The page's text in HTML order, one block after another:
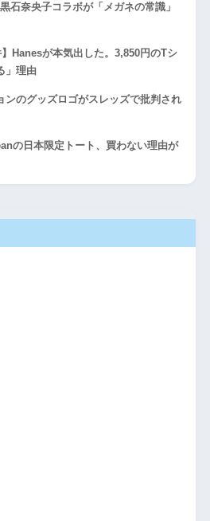
石奈央子コラボが「メガネの常識」
】Hanesが本気出した。3,850円のTシ
」理由
ンのグッズロゴがスレッズで批判され
の日本限定トート、買わない理由が